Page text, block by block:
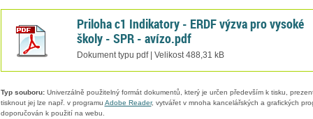
Priloha c1 Indikatory - ERDF výzva pro vysoké
školy - SPR - avízo.pdf
Dokument typu pdf | Velikost 488,31 kB
Typ souboru:Univerzálně použitelný formát dokumentů, který je určen především k tisku,
tisknout jej lze např. v programu Adobe Reader, vytvářet v mnoha kancelářských a grafických
doporučován k použití na webu.